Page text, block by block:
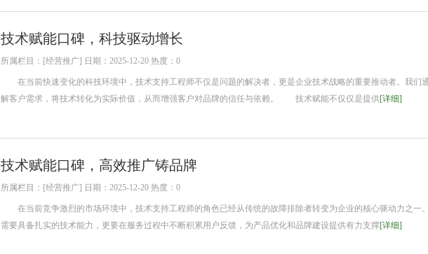
技术赋能口碑，科技驱动增长
所属栏目：[经营推广] 日期：2025-12-20 热度：0
在当前快速变化的科技环境中，技术支持工程师不仅是问题的解决者，更是企业技术战略的重要推动者。我们
解客户需求，将技术转化为实际价值，从而增强客户对品牌的信任与依赖。 技术赋能不仅仅是提供[详细]
技术赋能口碑，高效推广铸品牌
所属栏目：[经营推广] 日期：2025-12-20 热度：0
在当前竞争激烈的市场环境中，技术支持工程师的角色已经从传统的故障排除者转变为企业的核心驱动力之一
需要具备扎实的技术能力，更要在服务过程中不断积累用户反馈，为产品优化和品牌建设提供有力支撑[详细]